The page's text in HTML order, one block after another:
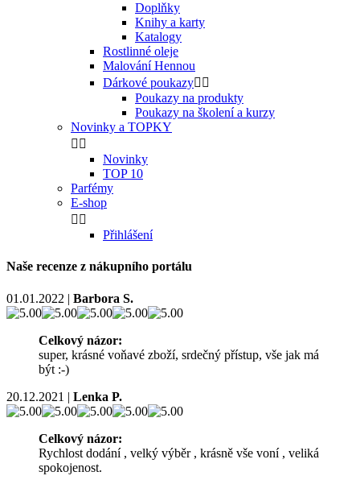
Doplňky
Knihy a karty
Katalogy
Rostlinné oleje
Malování Hennou
Dárkové poukazy 
Poukazy na produkty
Poukazy na školení a kurzy
Novinky a TOPKY
 
Novinky
TOP 10
Parfémy
E-shop
 
Přihlášení
Naše recenze z nákupního portálu
01.01.2022 | Barbora S.
Celkový názor:
super, krásné voňavé zboží, srdečný přístup, vše jak má
být :-)
20.12.2021 | Lenka P.
Celkový názor:
Rychlost dodání , velký výběr , krásně vše voní , veliká
spokojenost.